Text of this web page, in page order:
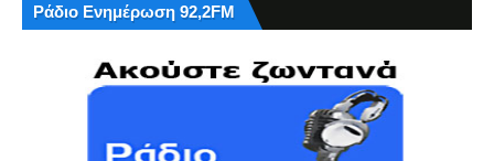
Ράδιο Ενημέρωση 92,2FM